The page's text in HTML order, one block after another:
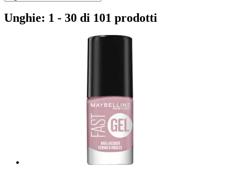
Unghie: 1 - 30 di 101 prodotti